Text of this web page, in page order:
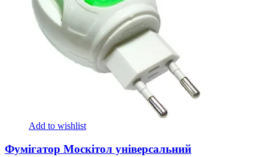
Add to wishlist
Фумігатор Москітол універсальний